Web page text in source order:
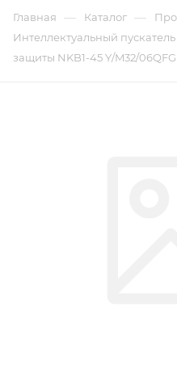
Главная — Каталог —
Интеллектуальный
защиты NKB1-45 Y/M32/06QFG